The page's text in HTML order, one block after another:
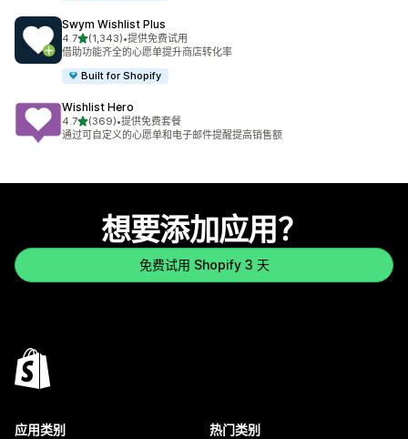
Swym Wishlist Plus
4.7星（满分 5 星）
(1,343)
总共 1343 条评论
•提供免费试用
借助功能齐全的心愿单提升商店转化率
Built for Shopify
Wishlist Hero
4.7星（满分 5 星）
(369)
总共 369 条评论
•提供免费套餐
通过可自定义的心愿单和电子邮件提醒提高销售额
想要添加应用？
免费试用 Shopify 3 天
应用类别 热门类别